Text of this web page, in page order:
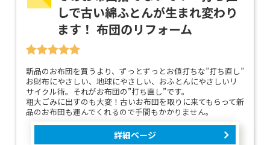
しで古い綿ふとんが生まれ変わり
ます！ 布団のリフォーム
新品のお布団を買うより、ずっとずっとお値打ちな”打ち直し”
お財布にやさしい、地球にやさしい、おふとんにやさしいリ
サイクル術。それがお布団の”打ち直し”です。
粗大ごみに出すのも大変！古いお布団を取りに来てもらって新
品のお布団も運んでくれるので手間もかかりません。
詳細ページ